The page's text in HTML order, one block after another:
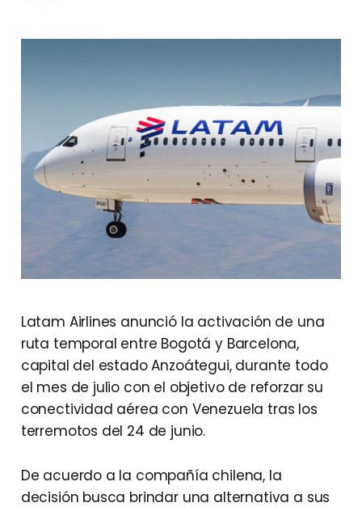
Latam Airlines anunció la activación de una
ruta temporal entre Bogotá y Barcelona,
capital del estado Anzoátegui, durante todo
el mes de julio con el objetivo de reforzar su
conectividad aérea con Venezuela tras los
terremotos del 24 de junio.
De acuerdo a la compañía chilena, la
decisión busca brindar una alternativa a sus